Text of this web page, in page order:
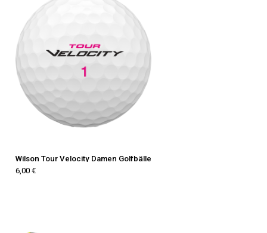
Wilson Tour Velocity Damen Golfbälle
6,00 €